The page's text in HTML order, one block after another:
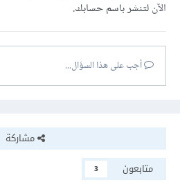
الآنلتنشر باسم حسابك.
أجب على هذا السؤال...
مشاركة
متابعون
3